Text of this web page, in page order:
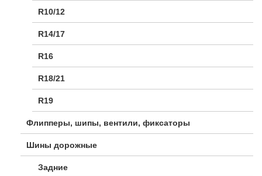
R10/12
R14/17
R16
R18/21
R19
Флипперы, шипы, вентили, фиксаторы
Шины дорожные
Задние